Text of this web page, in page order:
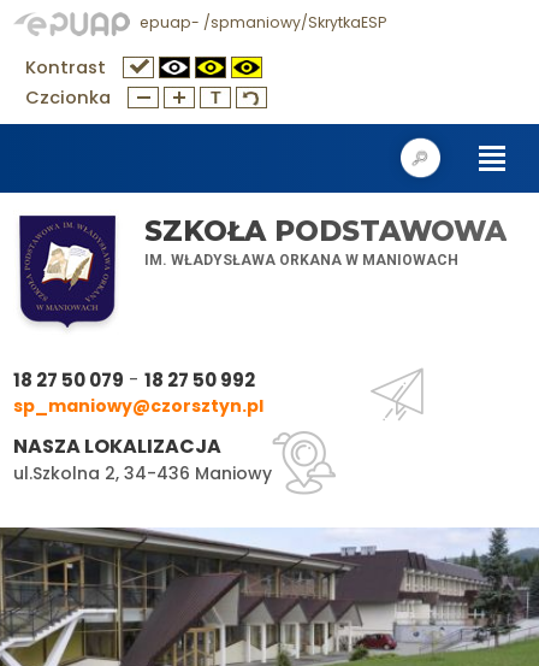
epuap- /spmaniowy/SkrytkaESP
Kontrast
Czcionka
SZKOŁA PODSTAWOWA
IM. WŁADYSŁAWA ORKANA W MANIOWACH
18 27 50 079 -18 27 50 992
sp_maniowy@czorsztyn.pl
NASZA LOKALIZACJA
ul.Szkolna 2, 34-436 Maniowy